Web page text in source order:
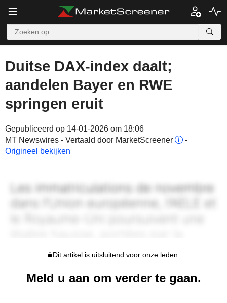
Duitse DAX-index daalt;
aandelen Bayer en RWE
springen eruit
Gepubliceerd op 14-01-2026 om 18:06
MT Newswires - Vertaald door MarketScreener
-
Origineel bekijken
Dit artikel is uitsluitend voor onze leden.
Meld u aan om verder te gaan.